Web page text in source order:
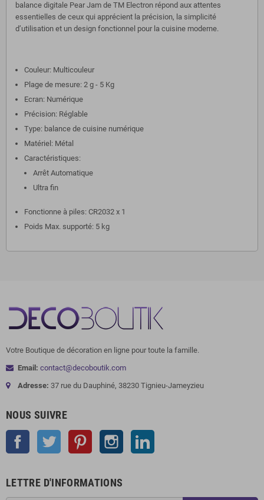
balance digitale Pear Jam de TM Electron répond aux attentes
essentielles de ceux qui apprécient la précision, la simplicité
d’utilisation et un design fonctionnel pour la cuisine moderne.
Couleur: Multicouleur
Plage de mesure: 2 g - 5 Kg
Ecran: Numérique
Précision: Réglable
Type: balance de cuisine numérique
Matériel: Métal
Caractéristiques:
Arrêt Automatique
Ultra fin
Fonctionne à piles: CR2032 x 1
Poids Max. supporté: 5 kg
Votre Boutique de décoration en ligne pour toute la famille.
Email: contact@decoboutik.com
Adresse: 37 rue du Dauphiné, 38230 Tignieu-Jameyzieu
NOUS SUIVRE
Facebook Twitter Pinterest Instagram
LETTRE D'INFORMATIONS